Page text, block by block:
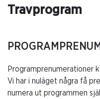
Travprogram
Programprenumerationer
Vi har i nuläget några få
numera ut programmen